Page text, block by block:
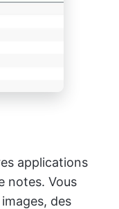
applications
notes. Vous
des